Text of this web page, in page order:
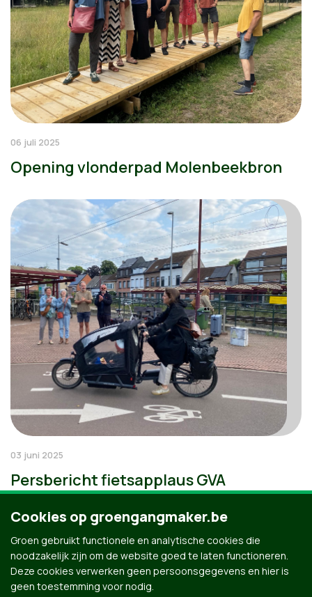
06 juli 2025
Opening vlonderpad Molenbeekbron
03 juni 2025
Persbericht fietsapplaus GVA
Cookies op groengangmaker.be
Groen gebruikt functionele en analytische cookies die
noodzakelijk zijn om de website goed te laten functioneren.
Deze cookies verwerken geen persoonsgegevens en hier is
geen toestemming voor nodig.